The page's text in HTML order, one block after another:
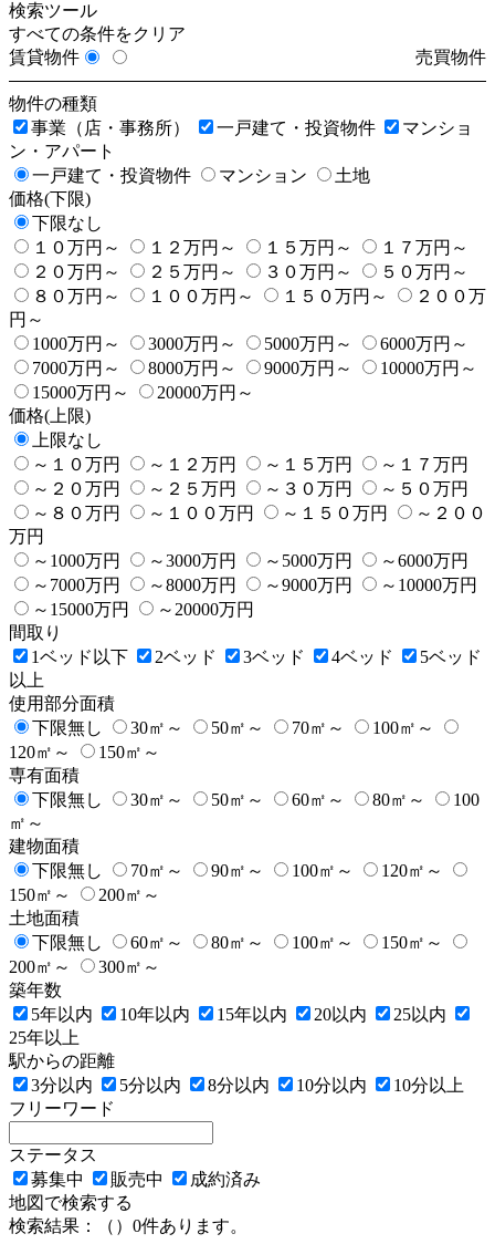
検索ツール
すべての条件をクリア
賃貸物件
売買物件
物件の種類
事業（店・事務所）
一戸建て・投資物件
マンショ
ン・アパート
一戸建て・投資物件
マンション
土地
価格(下限)
下限なし
１０万円～
１２万円～ １５万円～
１７万円～
２０万円～
２５万円～ ３０万円～
５０万円～
８０万円～
１００万円～ １５０万円～
２００万
円～
1000万円～
3000万円～ 5000万円～
6000万円～
7000万円～
8000万円～ 9000万円～
10000万円～
15000万円～
20000万円～
価格(上限)
上限なし
～１０万円
～１２万円 ～１５万円
～１７万円
～２０万円
～２５万円 ～３０万円
～５０万円
～８０万円
～１００万円 ～１５０万円
～２００
万円
～1000万円
～3000万円 ～5000万円
～6000万円
～7000万円
～8000万円 ～9000万円
～10000万円
～15000万円
～20000万円
間取り
1ベッド以下
2ベッド 3ベッド 4ベッド
5ベッド
以上
使用部分面積
下限無し
30㎡～ 50㎡～ 70㎡～
100㎡～
120㎡～
150㎡～
専有面積
下限無し
30㎡～ 50㎡～ 60㎡～ 80㎡～
100
㎡～
建物面積
下限無し
70㎡～ 90㎡～ 100㎡～
120㎡～
150㎡～
200㎡～
土地面積
下限無し
60㎡～ 80㎡～ 100㎡～
150㎡～
200㎡～
300㎡～
築年数
5年以内
10年以内 15年以内 20以内
25以内
25年以上
駅からの距離
3分以内
5分以内 8分以内 10分以内
10分以上
フリーワード
ステータス
募集中
販売中
成約済み
地図で検索する
検索結果：（ ） 0件あります。